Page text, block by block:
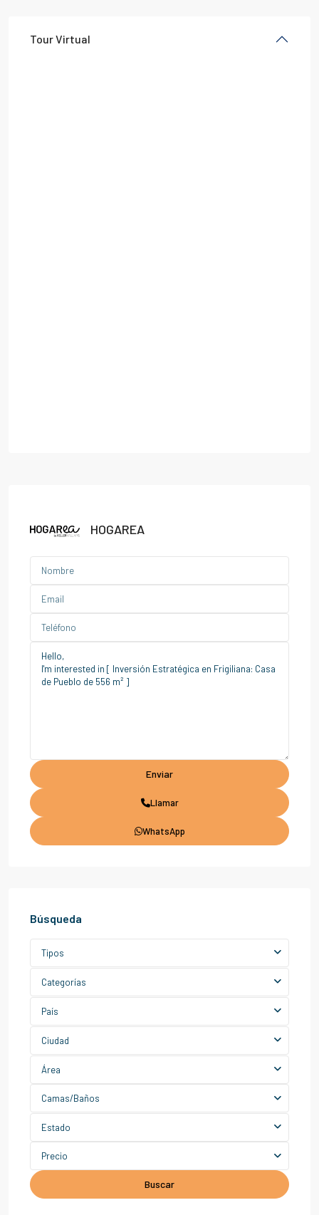
Tour Virtual
HOGAREA
Llamar
WhatsApp
Búsqueda
Tipos
Categorías
País
Ciudad
Área
Camas/Baños
Estado
Precio
Buscar